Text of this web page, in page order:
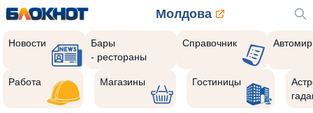
Молдова
Новости
Бары
- рестораны
Справочник Автомир
Работа Магазины Гостиницы